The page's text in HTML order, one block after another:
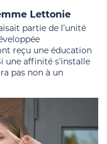
Lettonie
partie de l’unité
reçu une éducation
une affinité s’installe
pas non à un